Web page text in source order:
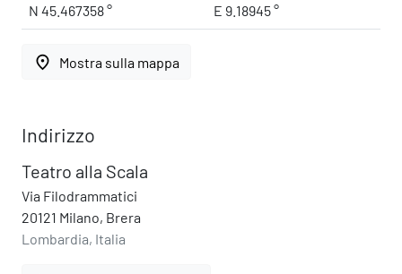
N 45.467358 ° E 9.18945 °
place Mostra sulla mappa
Indirizzo
Teatro alla Scala
Via Filodrammatici
20121 Milano, Brera
Lombardia, Italia